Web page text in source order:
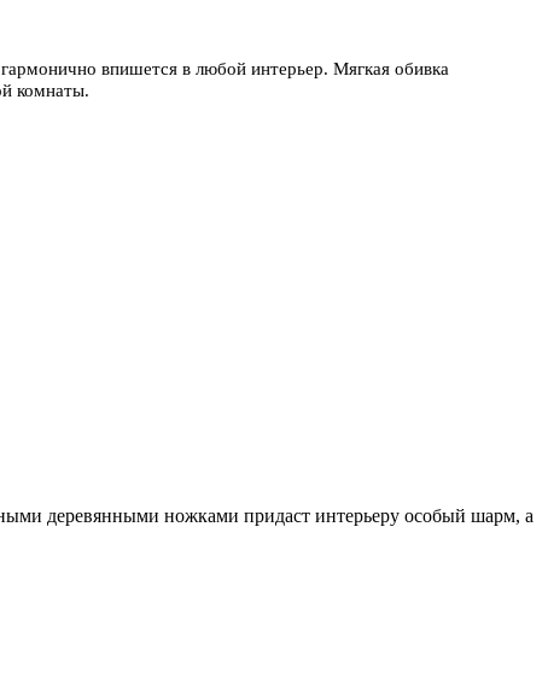
впишется в любой интерьер. Мягкая обивка
комнаты.
деревянными ножками придаст интерьеру особый шарм, а